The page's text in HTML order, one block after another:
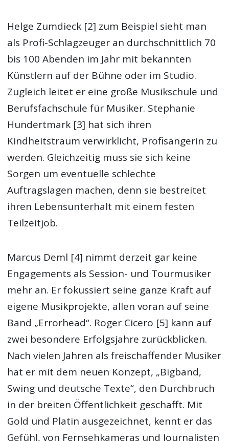
Helge Zumdieck [2] zum Beispiel sieht man
als Profi-Schlagzeuger an durchschnittlich 70
bis 100 Abenden im Jahr mit bekannten
Künstlern auf der Bühne oder im Studio.
Zugleich leitet er eine große Musikschule und
Berufsfachschule für Musiker. Stephanie
Hundertmark [3] hat sich ihren
Kindheitstraum verwirklicht, Profisängerin zu
werden. Gleichzeitig muss sie sich keine
Sorgen um eventuelle schlechte
Auftragslagen machen, denn sie bestreitet
ihren Lebensunterhalt mit einem festen
Teilzeitjob.
Marcus Deml [4] nimmt derzeit gar keine
Engagements als Session- und Tourmusiker
mehr an. Er fokussiert seine ganze Kraft auf
eigene Musikprojekte, allen voran auf seine
Band „Errorhead“. Roger Cicero [5] kann auf
zwei besondere Erfolgsjahre zurückblicken.
Nach vielen Jahren als freischaffender Musiker
hat er mit dem neuen Konzept, „Bigband,
Swing und deutsche Texte“, den Durchbruch
in der breiten Öffentlichkeit geschafft. Mit
Gold und Platin ausgezeichnet, kennt er das
Gefühl, von Fernsehkameras und Journalisten